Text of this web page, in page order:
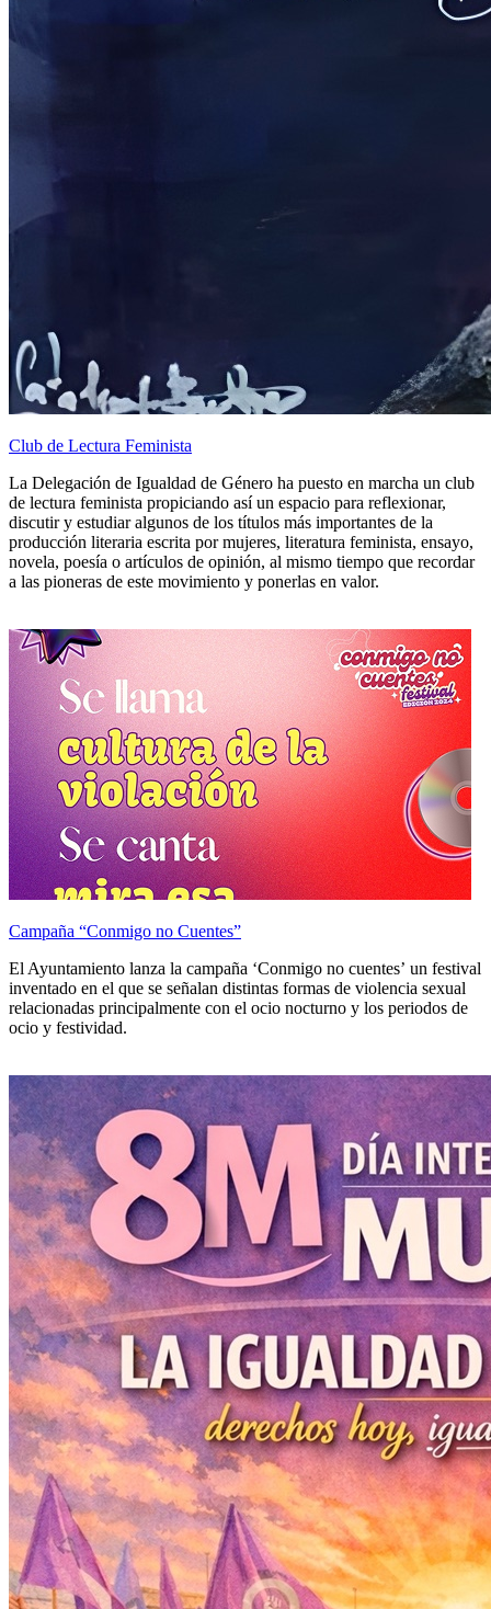
Club de Lectura Feminista
La Delegación de Igualdad de Género ha puesto en marcha un club
de lectura feminista propiciando así un espacio para reflexionar,
discutir y estudiar algunos de los títulos más importantes de la
producción literaria escrita por mujeres, literatura feminista, ensayo,
novela, poesía o artículos de opinión, al mismo tiempo que recordar
a las pioneras de este movimiento y ponerlas en valor.
Campaña “Conmigo no Cuentes”
El Ayuntamiento lanza la campaña ‘Conmigo no cuentes’ un festival
inventado en el que se señalan distintas formas de violencia sexual
relacionadas principalmente con el ocio nocturno y los periodos de
ocio y festividad.